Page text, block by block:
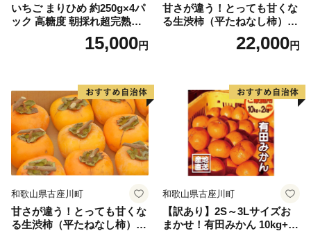
いちご まりひめ 約250g×4パ
ック 高糖度 朝採れ超完熟ま
りひめ 1月以降発送分
15,000円
甘さが違う！とっても甘くな
る生渋柿（平たねなし柿）吊
ップ付約4.5～5kg 約24～30
22,000円
和歌山県古座川町
甘さが違う！とっても甘くな
る生渋柿（平たねなし柿）吊
和歌山県古座川町
【訳あり】2S～3Lサイズお
まかせ！有田みかん 10kg+2k